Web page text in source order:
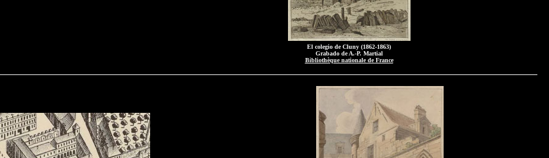
El colegio de Cluny (1862-1863)
Grabado de A.-P. Martial
Bibliothèque nationale de France